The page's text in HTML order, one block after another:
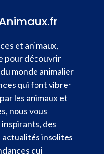
et animaux,
pour découvrir
monde animalier
qui font vibrer
les animaux et
nous vous
des
actualités insolites
qui